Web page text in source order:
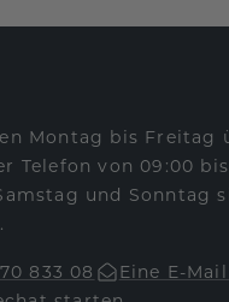
Montag bis Freitag
Telefon von 09:00 bis
und Sonntag
833 08
Eine E-